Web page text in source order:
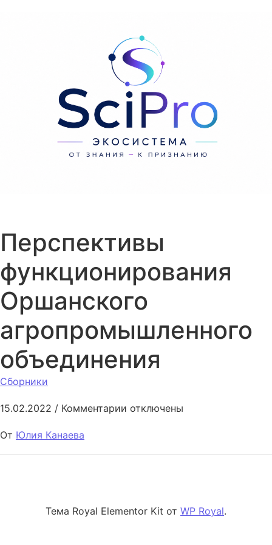
Перспективы
функционирования
Оршанского
агропромышленного
объединения
Сборники
15.02.2022 / Комментарии к записи Перспективы
отключены
От Юлия Канаева
Тема Royal Elementor Kit от WP Royal.